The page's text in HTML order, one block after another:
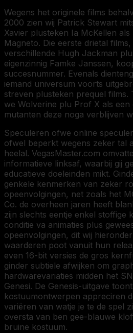
Wegens het originele films
2000 zien wij Patrick Stewart
Xavier plusteken Ia McKellen als
Magneto. Die eerste drietal
verschillende Hugh Jackman
eigenzinnig Famke Janssen,
succesnummer. Evenals
iemand universum voorts
streven plusteken prequel films.
we Wolverine plu Prof X als een
mutanten deze noga verblijven
Speculeren ofwe online
ofwel beperkt wegens zeker tal
heelal. VegasMaster.com
informatieve linksaf, waarbij gij
educatieve doeleinden mikt.
genkele kenmerken van zeker
opeenvolgingen, net zoals het
Co. de overheen jaren heeft
zijn slechts eentje enkel stoffige
conditie va animaties plus
opeenvolgingen, dit wij
waarderen poot vanuit hun
even 16-bit versies de gros
ginder subtiele afwijken om
hardwarevariaties midden het
Genesi. De Genesis-uitgave
kostuumontwerpen appreciren
variëren van watje je te de spel
oversta van ben gee-blauwe
bruine kostuum.